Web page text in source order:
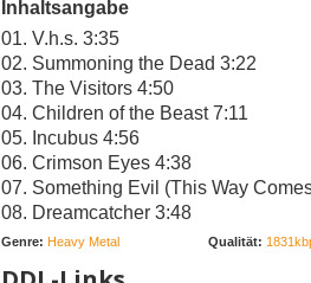
Inhaltsangabe
01. V.h.s. 3:35
02. Summoning the Dead 3:22
03. The Visitors 4:50
04. Children of the Beast 7:11
05. Incubus 4:56
06. Crimson Eyes 4:38
07. Something Evil (This Way
08. Dreamcatcher 3:48
Genre: Heavy Metal Qualität: